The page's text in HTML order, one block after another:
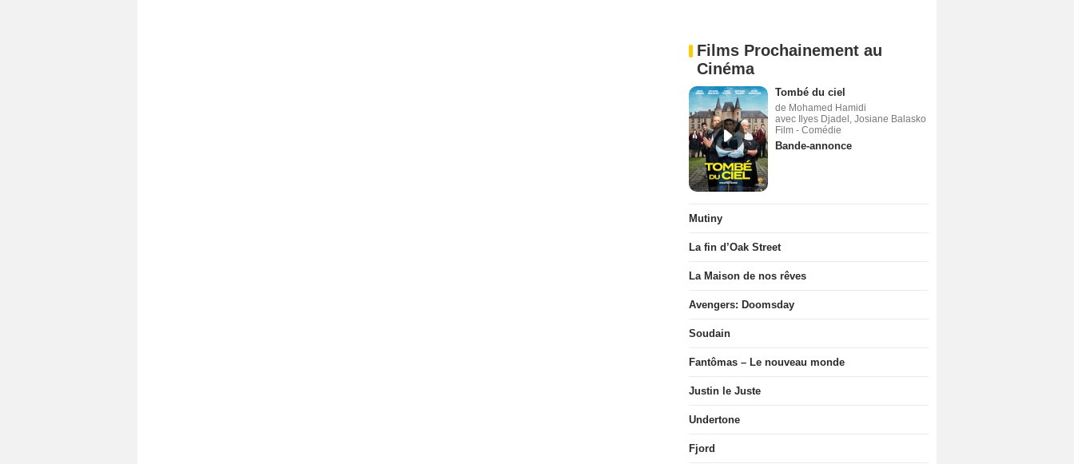
Films Prochainement au
Cinéma
Tombé du ciel
de Mohamed Hamidi
avec Ilyes Djadel, Josiane Balasko
Film - Comédie
Bande-annonce
Mutiny
La fin d’Oak Street
La Maison de nos rêves
Avengers: Doomsday
Soudain
Fantômas – Le nouveau monde
Justin le Juste
Undertone
Fjord